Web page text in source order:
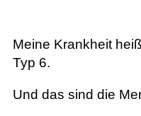
Meine Krankheit
Typ 6.
Und das sind die